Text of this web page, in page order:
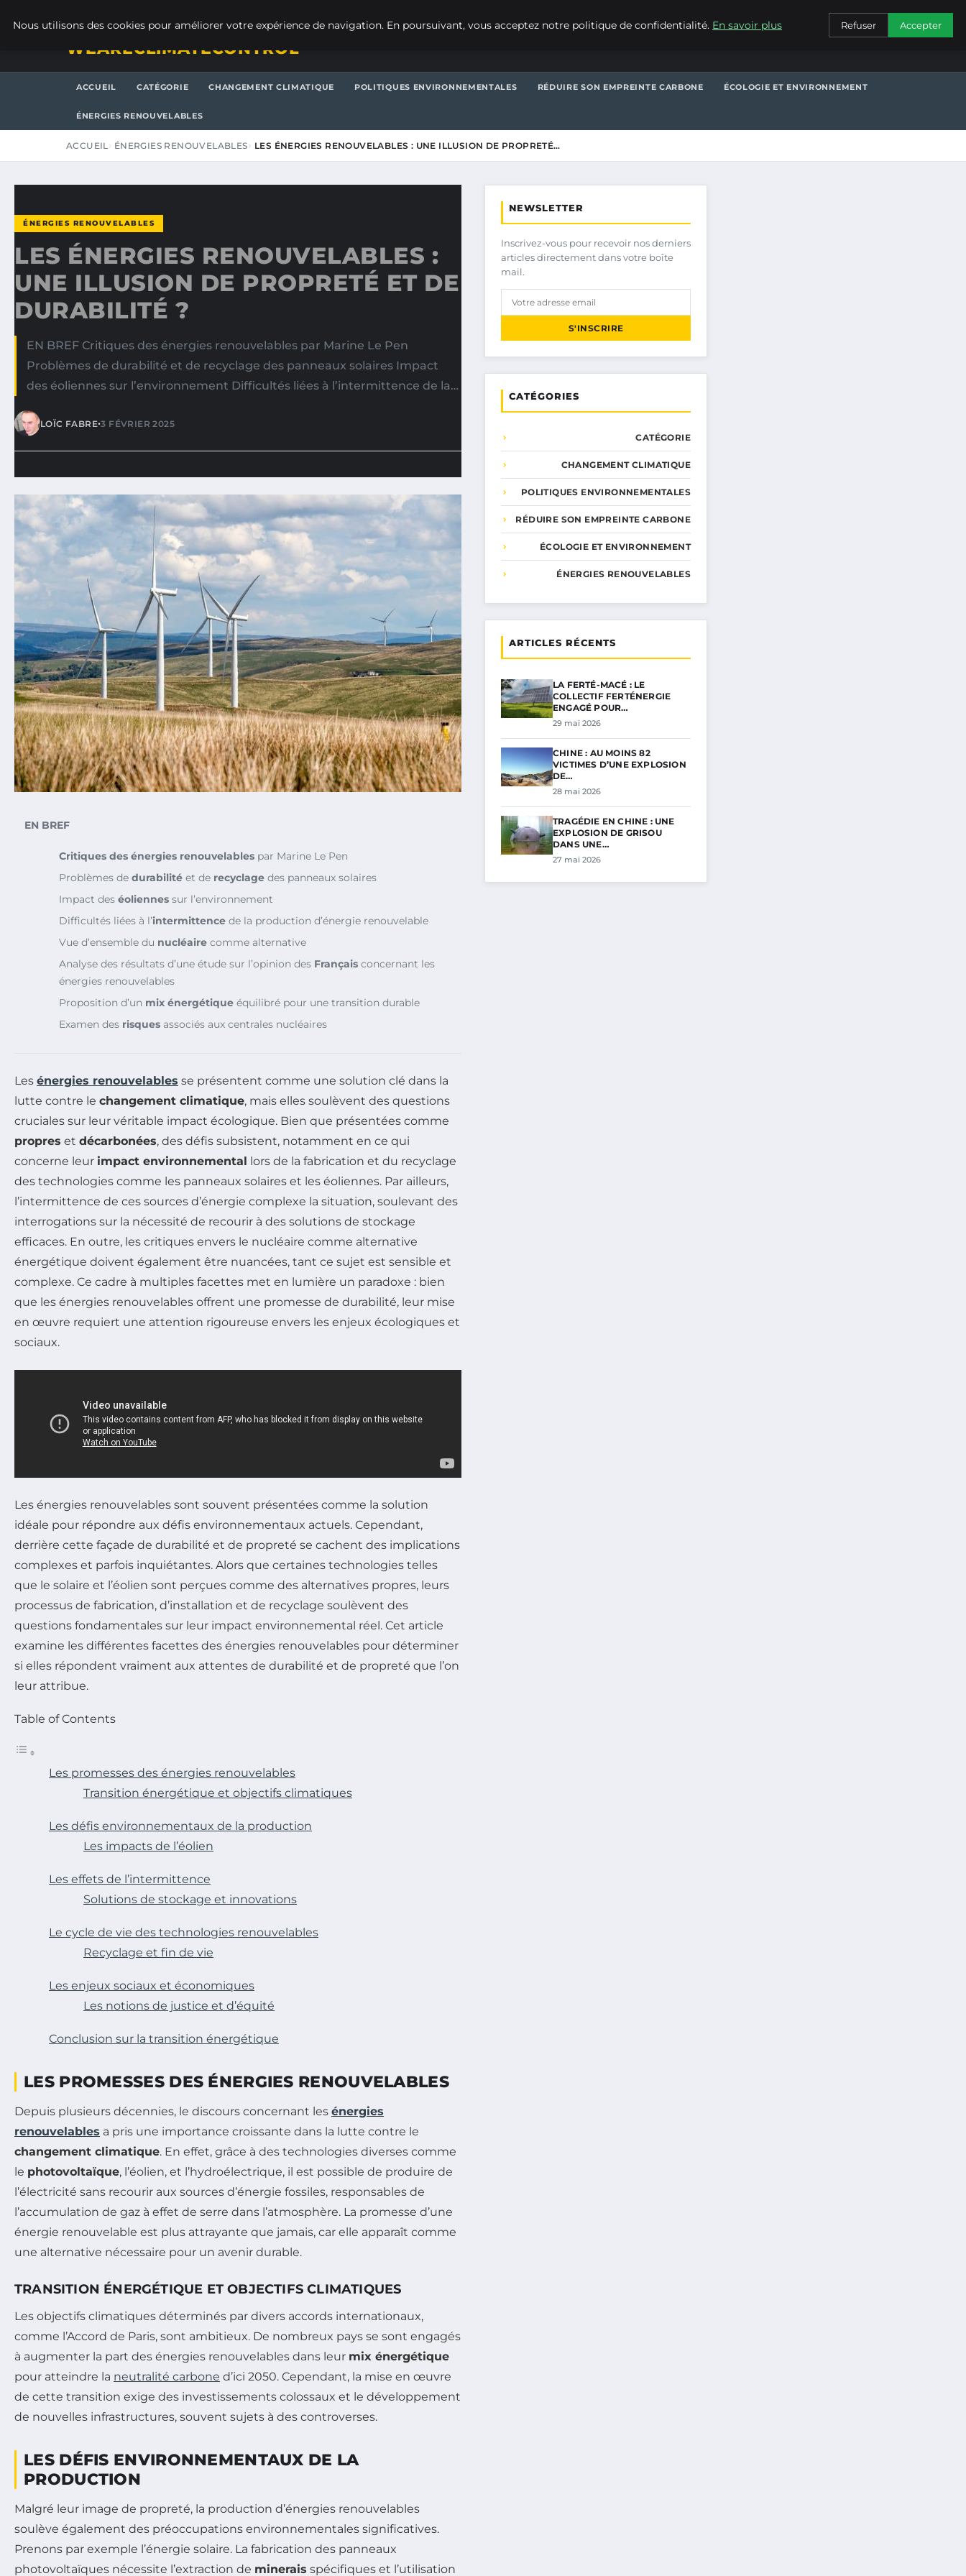
CONTACT
WEARECLIMATECONTROL
ACCUEIL CATÉGORIE CHANGEMENT CLIMATIQUE POLITIQUES ENVIRONNEMENTALES RÉDUIRE SON EMPREINTE CARBONE ÉCOLOGIE ET ENVIRONNEMENT
ÉNERGIES RENOUVELABLES
ACCUEIL ÉNERGIES RENOUVELABLES LES ÉNERGIES RENOUVELABLES : UNE ILLUSION DE PROPRETÉ…
ÉNERGIES RENOUVELABLES
LES ÉNERGIES RENOUVELABLES :
UNE ILLUSION DE PROPRETÉ ET DE
DURABILITÉ ?
EN BREF Critiques des énergies renouvelables par Marine Le Pen
Problèmes de durabilité et de recyclage des panneaux solaires Impact
des éoliennes sur l’environnement Difficultés liées à l’intermittence de la…
LOÏC FABRE•3 FÉVRIER 2025
EN BREF
Critiques des énergies renouvelables par Marine Le Pen
Problèmes de durabilité et de recyclage des panneaux solaires
Impact des éoliennes sur l’environnement
Difficultés liées à l’intermittence de la production d’énergie renouvelable
Vue d’ensemble du nucléaire comme alternative
Analyse des résultats d’une étude sur l’opinion des Français concernant les
énergies renouvelables
Proposition d’un mix énergétique équilibré pour une transition durable
Examen des risques associés aux centrales nucléaires
Les énergies renouvelables se présentent comme une solution clé dans la
lutte contre le changement climatique, mais elles soulèvent des questions
cruciales sur leur véritable impact écologique. Bien que présentées comme
propres et décarbonées, des défis subsistent, notamment en ce qui
concerne leur impact environnemental
lors de la fabrication et du recyclage
des technologies comme les panneaux solaires et les éoliennes. Par ailleurs,
l’intermittence de ces sources d’énergie complexe la situation, soulevant des
interrogations sur la nécessité de recourir à des solutions de stockage
efficaces. En outre, les critiques envers le nucléaire comme alternative
énergétique doivent également être nuancées, tant ce sujet est sensible et
complexe. Ce cadre à multiples facettes met en lumière un paradoxe : bien
que les énergies renouvelables offrent une promesse de durabilité, leur mise
en œuvre requiert une attention rigoureuse envers les enjeux écologiques et
sociaux.
Les énergies renouvelables sont souvent présentées comme la solution
idéale pour répondre aux défis environnementaux actuels. Cependant,
derrière cette façade de durabilité et de propreté se cachent des implications
complexes et parfois inquiétantes. Alors que certaines technologies telles
que le solaire et l’éolien sont perçues comme des alternatives propres, leurs
processus de fabrication, d’installation et de recyclage soulèvent des
questions fondamentales sur leur impact environnemental réel. Cet article
examine les différentes facettes des énergies renouvelables pour déterminer
si elles répondent vraiment aux attentes de durabilité et de propreté que l’on
leur attribue.
Table of Contents
Les promesses des énergies renouvelables
Transition énergétique et objectifs climatiques
Les défis environnementaux de la production
Les impacts de l’éolien
Les effets de l’intermittence
Solutions de stockage et innovations
Le cycle de vie des technologies renouvelables
Recyclage et fin de vie
Les enjeux sociaux et économiques
Les notions de justice et d’équité
Conclusion sur la transition énergétique
LES PROMESSES DES ÉNERGIES RENOUVELABLES
Depuis plusieurs décennies, le discours concernant les énergies
renouvelables a pris une importance croissante dans la lutte contre le
changement climatique. En effet, grâce à des technologies diverses comme
le photovoltaïque, l’éolien, et l’hydroélectrique, il est possible de produire de
l’électricité sans recourir aux sources d’énergie fossiles, responsables de
l’accumulation de gaz à effet de serre dans l’atmosphère. La promesse d’une
énergie renouvelable est plus attrayante que jamais, car elle apparaît comme
une alternative nécessaire pour un avenir durable.
TRANSITION ÉNERGÉTIQUE ET OBJECTIFS CLIMATIQUES
Les objectifs climatiques déterminés par divers accords internationaux,
comme l’Accord de Paris, sont ambitieux. De nombreux pays se sont engagés
à augmenter la part des énergies renouvelables dans leur mix énergétique
pour atteindre la neutralité carbone d’ici 2050. Cependant, la mise en œuvre
de cette transition exige des investissements colossaux et le développement
de nouvelles infrastructures, souvent sujets à des controverses.
LES DÉFIS ENVIRONNEMENTAUX DE LA
PRODUCTION
Malgré leur image de propreté, la production d’énergies renouvelables
soulève également des préoccupations environnementales significatives.
Prenons par exemple l’énergie solaire. La fabrication des panneaux
photovoltaïques nécessite l’extraction de minerais spécifiques et l’utilisation
NEWSLETTER
Inscrivez-vous pour recevoir nos derniers
articles directement dans votre boîte
mail.
S'INSCRIRE
CATÉGORIES
CATÉGORIE
CHANGEMENT CLIMATIQUE
POLITIQUES ENVIRONNEMENTALES
RÉDUIRE SON EMPREINTE CARBONE
ÉCOLOGIE ET ENVIRONNEMENT
ÉNERGIES RENOUVELABLES
ARTICLES RÉCENTS
LA FERTÉ-MACÉ : LE
COLLECTIF FERTÉNERGIE
ENGAGÉ POUR…
29 mai 2026
CHINE : AU MOINS 82
VICTIMES D’UNE EXPLOSION
DE…
28 mai 2026
TRAGÉDIE EN CHINE : UNE
EXPLOSION DE GRISOU
DANS UNE…
27 mai 2026
Nous utilisons des cookies pour améliorer votre expérience de navigation. En poursuivant, vous acceptez notre politique de confidentialité. En savoir plus Refuser Accepter